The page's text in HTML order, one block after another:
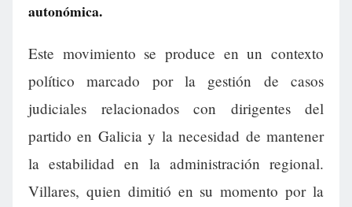
autonómica.
Este movimiento se produce en un contexto
político marcado por la gestión de casos
judiciales relacionados con dirigentes del
partido en Galicia y la necesidad de mantener
la estabilidad en la administración regional.
Villares, quien dimitió en su momento por la